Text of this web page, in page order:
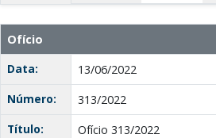
Ofício
Data:
13/06/2022
Número:
313/2022
Título:
Ofício 313/2022